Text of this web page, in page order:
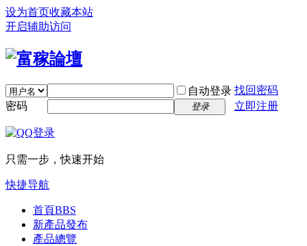
设为首页收藏本站
开启辅助访问
自动登录 找回密码
密码
登录 立即注册
只需一步，快速开始
快捷导航
首頁BBS
新產品發布
產品總覽